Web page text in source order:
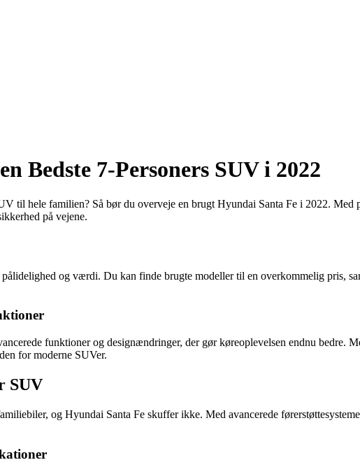
Bedste 7-Personers SUV i 2022
til hele familien? Så bør du overveje en brugt Hyundai Santa Fe i 2022. Med
på vejene.
og værdi. Du kan finde brugte modeller til en overkommelig pris,
funktioner og designændringer, der gør køreoplevelsen endnu
for moderne SUVer.
SUV
og Hyundai Santa Fe skuffer ikke. Med avancerede